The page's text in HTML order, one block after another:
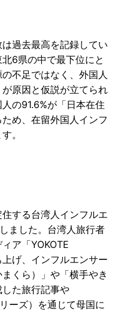
過去最高を記録してい
北6県の中で最下位にと
不足ではなく、外国人
原因と仮説が立てられ
の91.6%が「日本在住
め、 在留外国人インフ
。
住する台湾人インフルエ
ました。台湾人旅行者
ア「YOKOTE
げ、 インフルエンサー
くら）」や「横手やき
した旅行記事や
ーズ）を通じて母国に